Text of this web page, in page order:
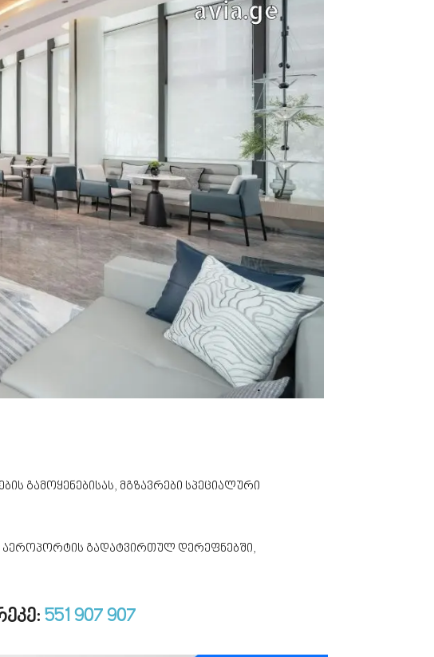
გამოყენებისას, მგზავრები სპეციალური
აეროპორტის გადატვირთულ დერეფნებში,
551 907 907